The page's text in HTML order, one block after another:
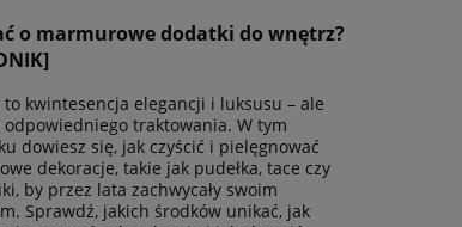
o marmurowe dodatki do wnętrz?
kwintesencja elegancji i luksusu – ale
odpowiedniego traktowania. W tym
dowiesz się, jak czyścić i pielęgnować
dekoracje, takie jak pudełka, tace czy
by przez lata zachwycały swoim
Sprawdź, jakich środków unikać, jak